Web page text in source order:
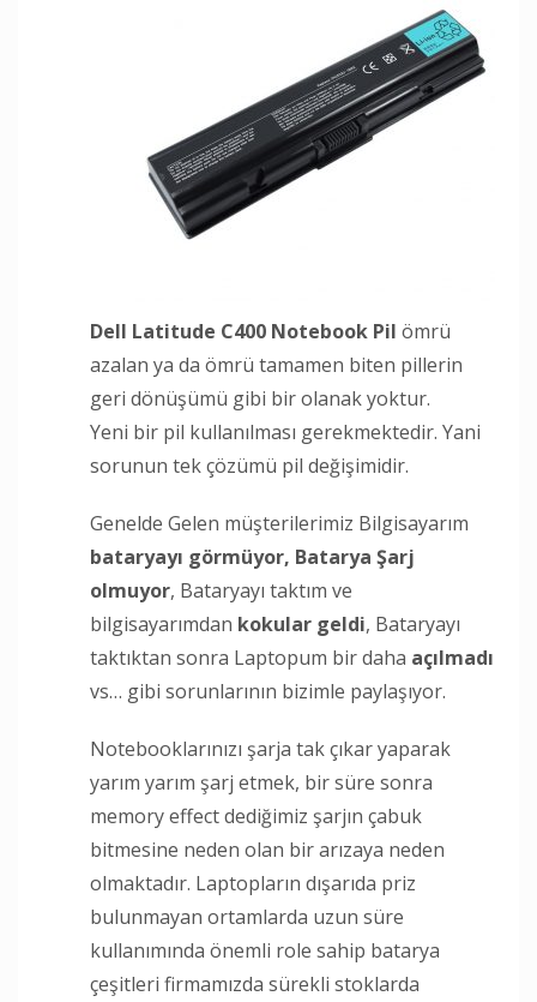
Dell Latitude C400 Notebook Pil ömrü
azalan ya da ömrü tamamen biten pillerin
geri dönüşümü gibi bir olanak yoktur.
Yeni bir pil kullanılması gerekmektedir. Yani
sorunun tek çözümü pil değişimidir.
Genelde Gelen müşterilerimiz Bilgisayarım
bataryayı görmüyor, Batarya Şarj
olmuyor, Bataryayı taktım ve
bilgisayarımdan kokular geldi, Bataryayı
taktıktan sonra Laptopum bir daha açılmadı
vs… gibi sorunlarının bizimle paylaşıyor.
Notebooklarınızı şarja tak çıkar yaparak
yarım yarım şarj etmek, bir süre sonra
memory effect dediğimiz şarjın çabuk
bitmesine neden olan bir arızaya neden
olmaktadır. Laptopların dışarıda priz
bulunmayan ortamlarda uzun süre
kullanımında önemli role sahip batarya
çeşitleri firmamızda sürekli stoklarda